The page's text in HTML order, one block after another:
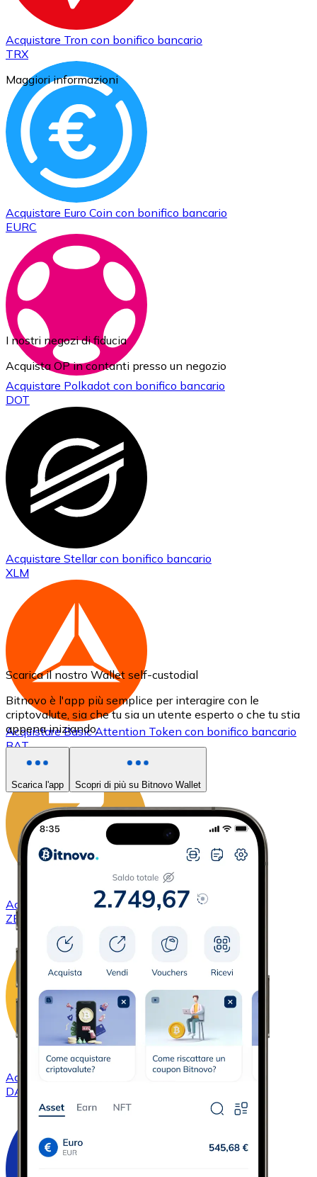
Acquistare Tron con bonifico bancario
TRX
Acquistare Euro Coin con bonifico bancario
EURC
Acquistare Polkadot con bonifico bancario
DOT
Acquistare Stellarcon bonifico bancario
XLM
AcquistareBasic Attention Token con bonifico bancario
BAT
Acquistare ZCashcon bonifico bancario
ZEC
AcquistareDAI con bonifico bancario
DAI
Maggiori informazioni
I nostri negozi di fiducia
Acquista OP in contanti presso un negozio
Scarica il nostro Wallet self-custodial
Bitnovo è l'app più semplice per interagire con le
criptovalute, sia che tu sia un utente esperto o che tu stia
appena iniziando.
Scarica l'app Scopri di più su Bitnovo Wallet